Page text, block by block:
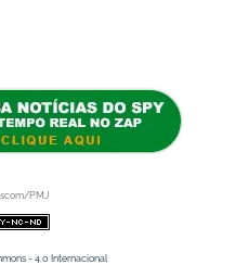
PMJ
- 4.0 Internacional